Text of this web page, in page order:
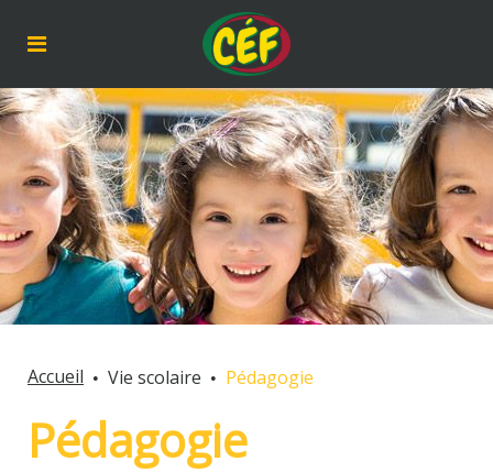
Accueil Vie scolaire Pédagogie
Pédagogie